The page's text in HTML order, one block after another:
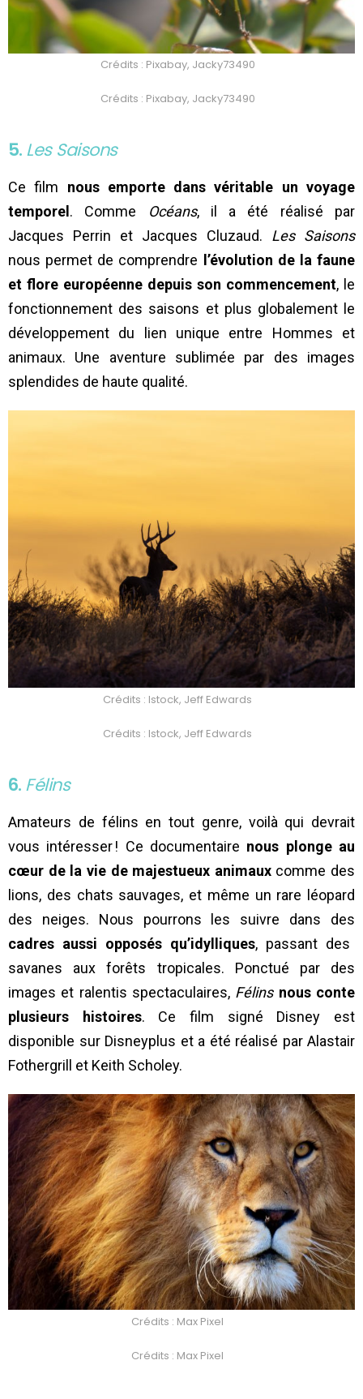
Crédits : Pixabay, Jacky73490
Crédits : Pixabay, Jacky73490
5. Les Saisons
Ce film nous emporte dans véritable un voyage
temporel. Comme Océans, il a été réalisé par
Jacques Perrin et Jacques Cluzaud. Les Saisons
nous permet de comprendre l’évolution de la faune
et flore européenne depuis son commencement, le
fonctionnement des saisons et plus globalement le
développement du lien unique entre Hommes et
animaux. Une aventure sublimée par des images
splendides de haute qualité.
Crédits : Istock, Jeff Edwards
Crédits : Istock, Jeff Edwards
6. Félins
Amateurs de félins en tout genre, voilà qui devrait
vous intéresser ! Ce documentaire nous plonge au
cœur de la vie de majestueux animauxcomme des
lions, des chats sauvages, et même un rare léopard
des neiges. Nous pourrons les suivre dans des
cadres aussi opposés qu’idylliques, passant des
savanes aux forêts tropicales. Ponctué par des
images et ralentis spectaculaires, Félinsnous conte
plusieurs histoires. Ce film signé Disney est
disponible sur Disneyplus et a été réalisé par Alastair
Fothergrill et Keith Scholey.
Crédits : Max Pixel
Crédits : Max Pixel